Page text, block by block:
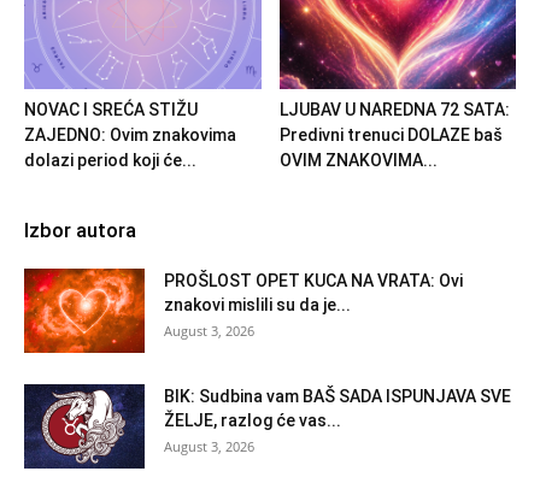
NOVAC I SREĆA STIŽU
ZAJEDNO: Ovim znakovima
dolazi period koji će...
LJUBAV U NAREDNA 72 SATA:
Predivni trenuci DOLAZE baš
OVIM ZNAKOVIMA...
Izbor autora
PROŠLOST OPET KUCA NA VRATA: Ovi
znakovi mislili su da je...
August 3, 2026
BIK: Sudbina vam BAŠ SADA ISPUNJAVA SVE
ŽELJE, razlog će vas...
August 3, 2026